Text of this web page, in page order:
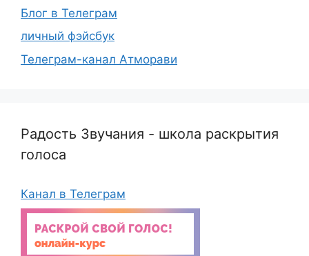
Блог в Телеграм
личный фэйсбук
Телеграм-канал Атморави
Радость Звучания - школа раскрытия
голоса
Канал в Телеграм